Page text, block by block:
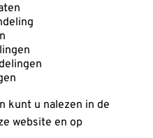
kunt u nalezen in de
website en op